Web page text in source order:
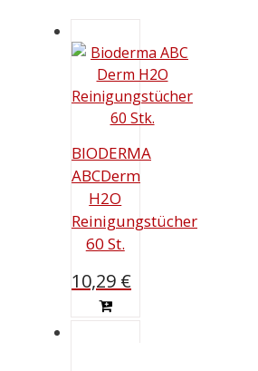
BIODERMA
ABCDerm
H2O
Reinigungstücher
60 St.
10,29 €